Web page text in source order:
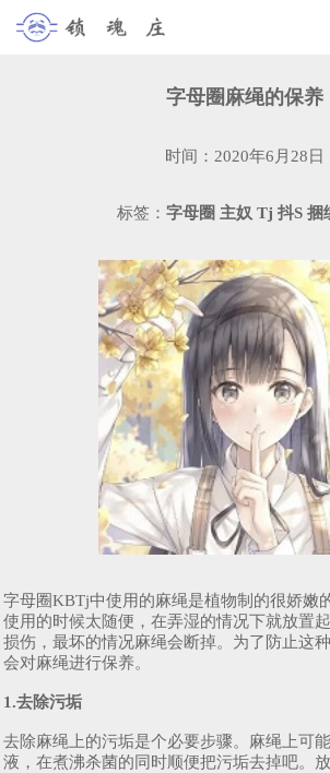
字母圈麻绳的保养
时间：2020年6月28日
标签： 字母圈 主奴 Tj 抖S 捆
字母圈KBTj中使用的麻绳是植物制的很娇嫩
使用的时候太随便，在弄湿的情况下就放置
损伤，最坏的情况麻绳会断掉。为了防止这
会对麻绳进行保养。
1.去除污垢
去除麻绳上的污垢是个必要步骤。麻绳上可
液，在煮沸杀菌的同时顺便把污垢去掉吧。